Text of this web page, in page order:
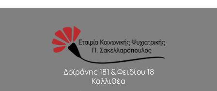
Δοϊράνης 181 & Φειδίου 18
Καλλιθέα